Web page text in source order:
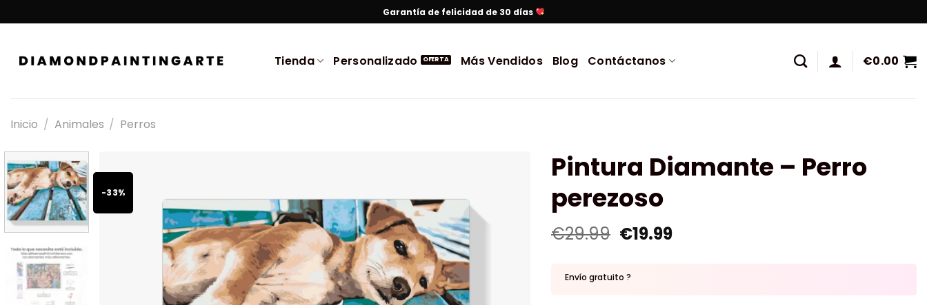
Garantía de felicidad de 30 días
Tienda Personalizado Más Vendidos Blog Contáctanos €0.00
Inicio / Animales / Perros
-33%
Pintura Diamante – Perro
perezoso
€29.99 €19.99
Envío gratuito ?